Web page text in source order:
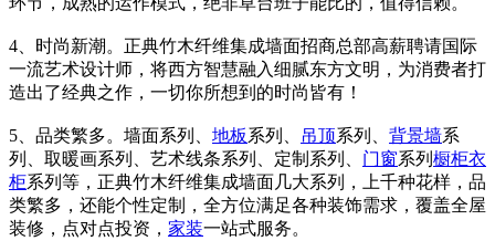
4、时尚新潮。正典竹木纤维集成墙面招商总部高薪聘请国际
一流艺术设计师，将西方智慧融入细腻东方文明，为消费者打
造出了经典之作，一切你所想到的时尚皆有！
5、品类繁多。墙面系列、 地板系列、 吊顶系列、 背景墙系
列、取暖画系列、艺术线条系列、定制系列、 门窗系列 橱柜衣
柜系列等，正典竹木纤维集成墙面几大系列，上千种花样，品
类繁多，还能个性定制，全方位满足各种装饰需求，覆盖全屋
装修，点对点投资， 家装一站式服务。